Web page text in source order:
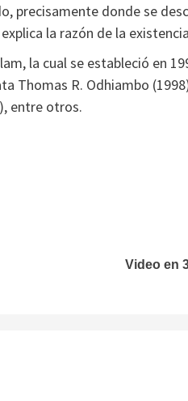
precisamente donde se
la razón de la
la cual se estableció en
Thomas R. Odhiambo
entre otros.
Video en